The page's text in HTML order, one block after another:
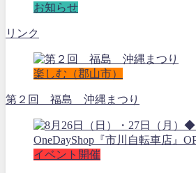
お知らせ
リンク
楽しむ（郡山市）
第２回 福島 沖縄まつり
イベント開催